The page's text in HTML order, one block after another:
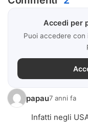
Accedi per
Puoi accedere con
papau7 anni fa
Infatti negli